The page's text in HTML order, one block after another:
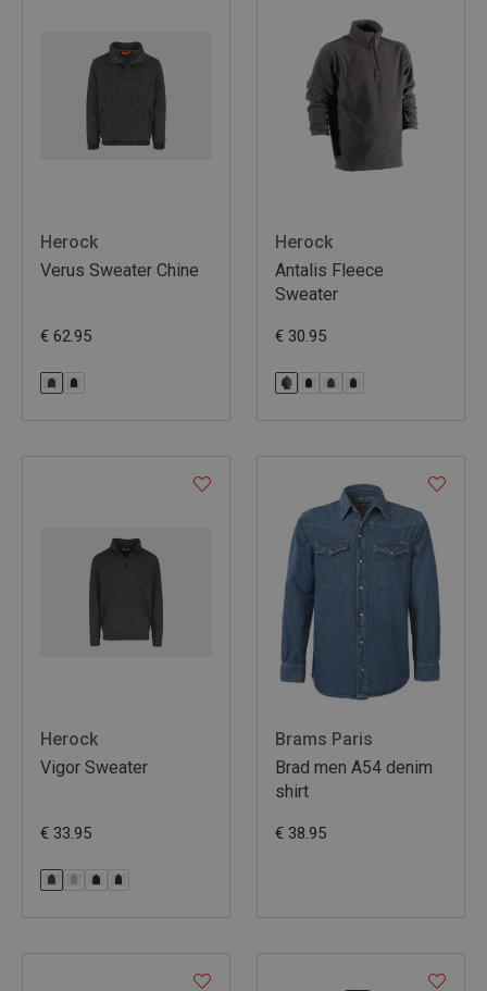
Herock
Verus Sweater Chine
€ 62.95
Herock
Antalis Fleece
Sweater
€ 30.95
Herock
Vigor Sweater
€ 33.95
Brams Paris
Brad men A54 denim
shirt
€ 38.95